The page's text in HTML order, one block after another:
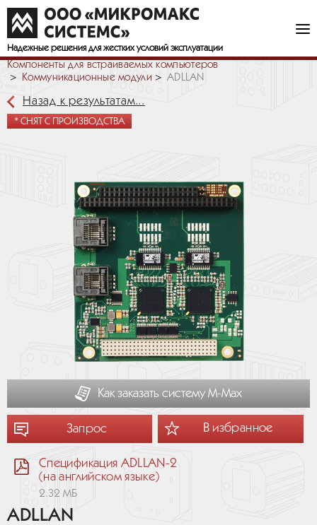
Надежные решения для жестких условий эксплуатации
Компоненты для встраиваемых компьютеров
Коммуникационные модули
ADLLAN
Назад к результатам...
* СНЯТ С ПРОИЗВОДСТВА
Как заказать систему М-Мах
Запрос В избранное
Спецификация ADLLAN-2
(на английском языке)
2.32 МБ
ADLLAN